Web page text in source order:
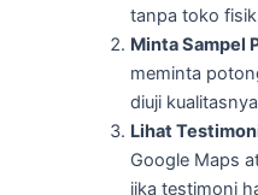
tanpa toko
Minta Sampel
meminta
diuji
Lihat
Google Maps
jika testimoni